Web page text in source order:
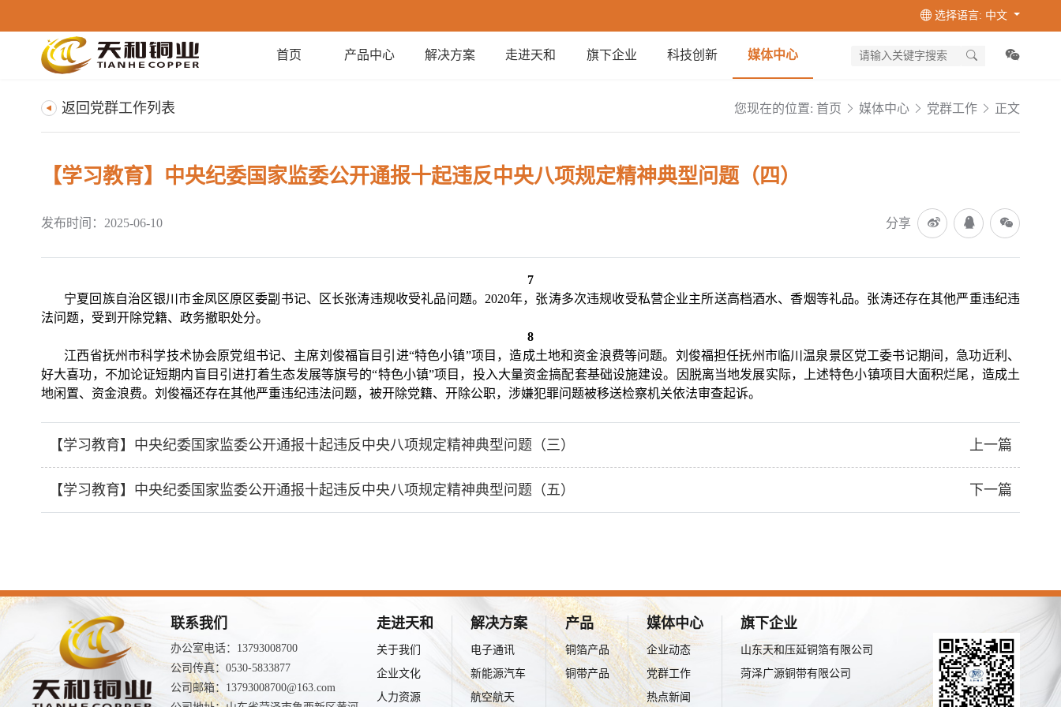
选择语言: 中文
首页 产品中心 解决方案 走进天和 旗下企业 科技创新 媒体中心
返回党群工作列表 您现在的位置: 首页 媒体中心 党群工作 正文
【学习教育】中央纪委国家监委公开通报十起违反中央八项规定精神典型问题（四）
发布时间：2025-06-10 分享
7
宁夏回族自治区银川市金凤区原区委副书记、区长张涛违规收受礼品问题。2020年，张涛多次违规收受私营企业主所送高档酒水、香烟等礼品。张涛还存在其他严重违纪违
法问题，受到开除党籍、政务撤职处分。
8
江西省抚州市科学技术协会原党组书记、主席刘俊福盲目引进“特色小镇”项目，造成土地和资金浪费等问题。刘俊福担任抚州市临川温泉景区党工委书记期间，急功近利、
好大喜功，不加论证短期内盲目引进打着生态发展等旗号的“特色小镇”项目，投入大量资金搞配套基础设施建设。因脱离当地发展实际，上述特色小镇项目大面积烂尾，造成土
地闲置、资金浪费。刘俊福还存在其他严重违纪违法问题，被开除党籍、开除公职，涉嫌犯罪问题被移送检察机关依法审查起诉。
【学习教育】中央纪委国家监委公开通报十起违反中央八项规定精神典型问题（三） 上一篇
【学习教育】中央纪委国家监委公开通报十起违反中央八项规定精神典型问题（五） 下一篇
联系我们
办公室电话：13793008700
公司传真：0530-5833877
公司邮箱：13793008700@163.com
走进天和
关于我们
企业文化
人力资源
解决方案
电子通讯
新能源汽车
航空航天
产品
铜箔产品
铜带产品
媒体中心
企业动态
党群工作
热点新闻
旗下企业
山东天和压延铜箔有限公司
菏泽广源铜带有限公司